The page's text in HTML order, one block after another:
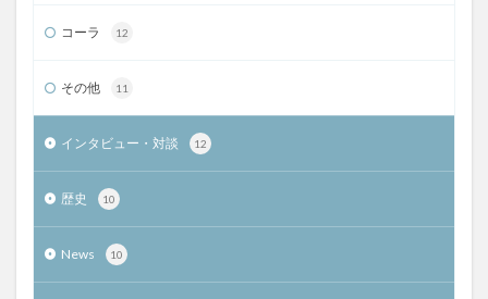
コーラ 12
その他 11
インタビュー・対談 12
歴史 10
News 10